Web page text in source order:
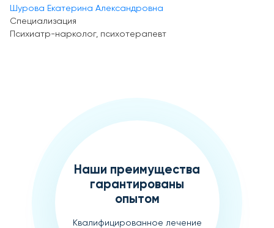
Шурова Екатерина Александровна
Специализация
Психиатр-нарколог, психотерапевт
Наши преимущества
гарантированы
опытом
Квалифицированное лечение